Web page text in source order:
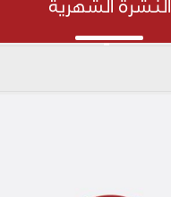
النشرة الشهرية